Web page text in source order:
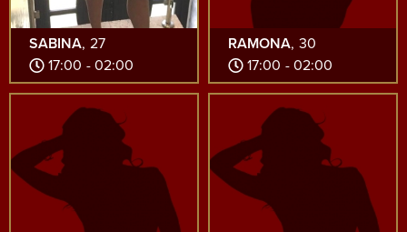
SABINA, 27
17:00 - 02:00
RAMONA, 30
17:00 - 02:00